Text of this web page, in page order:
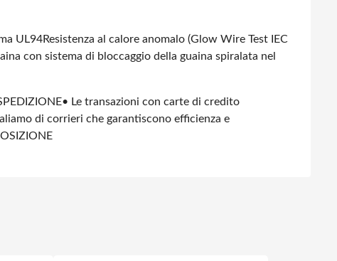
UL94Resistenza al calore anomalo (Glow Wire Test IEC
con sistema di bloccaggio della guaina spiralata nel
• Le transazioni con carte di credito
di corrieri che garantiscono efficienza e